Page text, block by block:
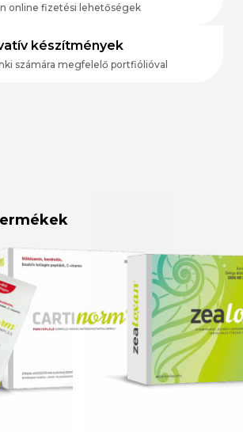
online fizetési lehetőségek
készítmények
számára megfelelő portfiólióval